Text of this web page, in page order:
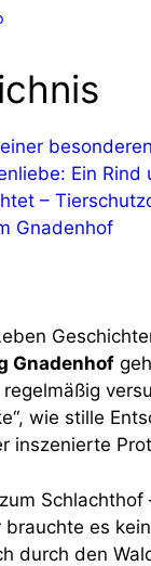
Ein Rind
–
Gnadenhof
Gnadenhof
wie stille
inszenierte
es
durch den